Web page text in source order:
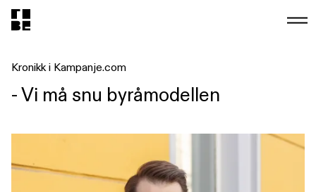
Kronikk i Kampanje.com
- Vi må snu byråmodellen